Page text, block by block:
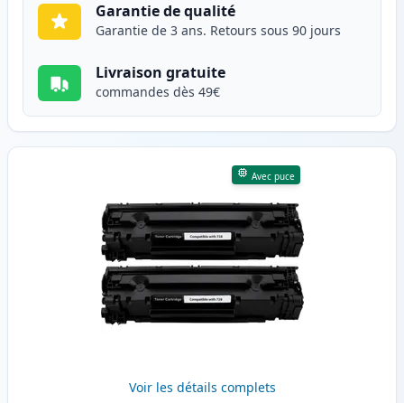
Garantie de qualité
Garantie de 3 ans. Retours sous 90 jours
Livraison gratuite
commandes dès 49€
Avec puce
Voir les détails complets